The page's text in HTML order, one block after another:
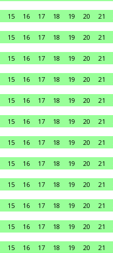
15 16 17 18 19 20 21
15 16 17 18 19 20 21
15 16 17 18 19 20 21
15 16 17 18 19 20 21
15 16 17 18 19 20 21
15 16 17 18 19 20 21
15 16 17 18 19 20 21
15 16 17 18 19 20 21
15 16 17 18 19 20 21
15 16 17 18 19 20 21
15 16 17 18 19 20 21
15 16 17 18 19 20 21